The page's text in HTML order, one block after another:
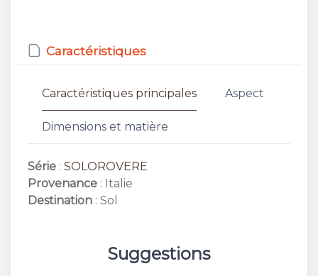
Caractéristiques
Caractéristiques principales Aspect
Dimensions et matière
Série : SOLOROVERE
Provenance : Italie
Destination : Sol
Suggestions